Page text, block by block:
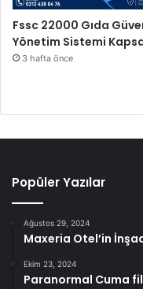
Fssc 22000 Gıda
Yönetim Sistemi
3 hafta önce
Popüler Yazılar
Ağustos 29, 2024
Maxeria Otel’in
Ekim 23, 2024
Paranormal Cuma